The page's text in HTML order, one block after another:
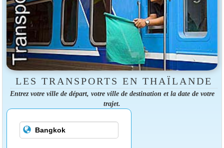
LES TRANSPORTS EN THAÏLANDE
Entrez votre ville de départ, votre ville de destination et la date de votre
trajet.